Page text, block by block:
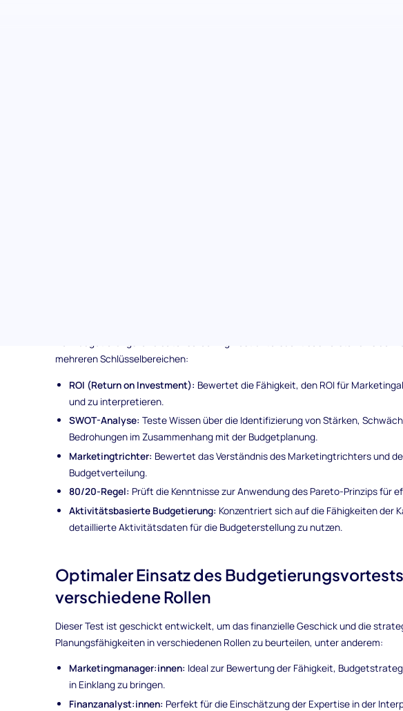
mehreren Schlüsselbereichen:
ROI (Return on Investment): Bewertet die Fähigkeit, den ROI für
und zu interpretieren.
SWOT-Analyse: Teste Wissen über die Identifizierung von Stärken,
Bedrohungen im Zusammenhang mit der Budgetplanung.
Marketingtrichter: Bewertet das Verständnis des Marketingtrichters und
Budgetverteilung.
80/20-Regel: Prüft die Kenntnisse zur Anwendung des Pareto-Prinzips für
Aktivitätsbasierte Budgetierung: Konzentriert sich auf die Fähigkeiten der
detaillierte Aktivitätsdaten für die Budgeterstellung zu nutzen.
Optimaler Einsatz des
verschiedene Rollen
Dieser Test ist geschickt entwickelt, um das finanzielle Geschick und die
Planungsfähigkeiten in verschiedenen Rollen zu beurteilen, unter anderem:
Marketingmanager:innen: Ideal zur Bewertung der Fähigkeit,
in Einklang zu bringen.
Finanzanalyst:innen: Perfekt für die Einschätzung der Expertise in der